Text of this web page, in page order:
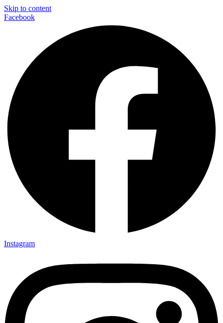
Skip to content
Facebook
Instagram